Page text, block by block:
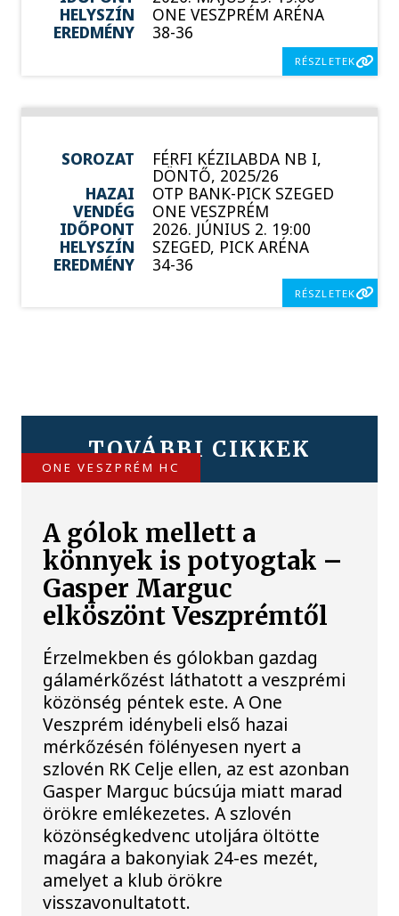
HELYSZÍN
ONE VESZPRÉM ARÉNA
EREDMÉNY
38-36
RÉSZLETEK
SOROZAT FÉRFI KÉZILABDA NB I,
DÖNTŐ, 2025/26
HAZAI
OTP BANK-PICK SZEGED
VENDÉG
ONE VESZPRÉM
IDŐPONT
2026. JÚNIUS 2. 19:00
HELYSZÍN
SZEGED, PICK ARÉNA
EREDMÉNY
34-36
RÉSZLETEK
TOVÁBBI CIKKEK
ONE VESZPRÉM HC
A gólok mellett a
könnyek is potyogtak –
Gasper Marguc
elköszönt Veszprémtől
Érzelmekben és gólokban gazdag
gálamérkőzést láthatott a veszprémi
közönség péntek este. A One
Veszprém idénybeli első hazai
mérkőzésén fölényesen nyert a
szlovén RK Celje ellen, az est azonban
Gasper Marguc búcsúja miatt marad
örökre emlékezetes. A szlovén
közönségkedvenc utoljára öltötte
magára a bakonyiak 24-es mezét,
amelyet a klub örökre
visszavonultatott.